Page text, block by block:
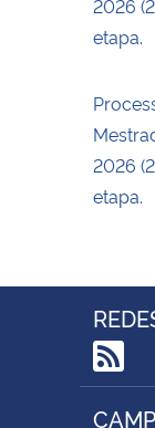
2026
etapa.
2026
etapa.